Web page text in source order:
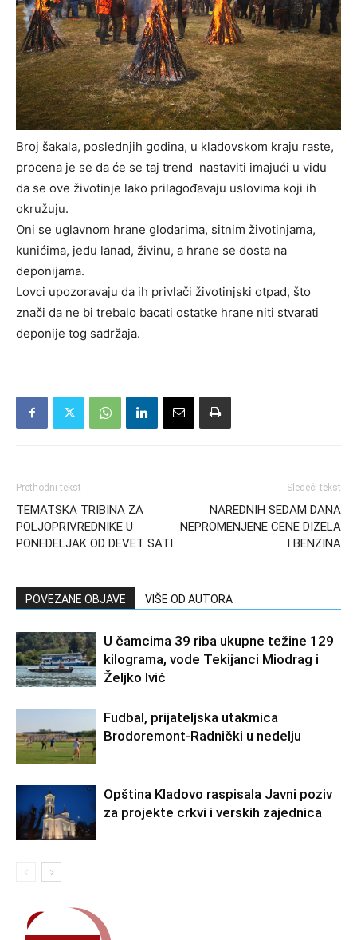
Broj šakala, poslednjih godina, u kladovskom kraju raste,
procena je se da će se taj trend nastaviti imajući u vidu
da se ove životinje lako prilagođavaju uslovima koji ih
okružuju.
Oni se uglavnom hrane glodarima, sitnim životinjama,
kunićima, jedu lanad, živinu, a hrane se dosta na
deponijama.
Lovci upozoravaju da ih privlači životinjski otpad, što
znači da ne bi trebalo bacati ostatke hrane niti stvarati
deponije tog sadržaja.
Prethodni tekst
TEMATSKA TRIBINA ZA
POLJOPRIVREDNIKE U
PONEDELJAK OD DEVET SATI
Sledeći tekst
NAREDNIH SEDAM DANA
NEPROMENJENE CENE DIZELA
I BENZINA
POVEZANE OBJAVE VIŠE OD AUTORA
U čamcima 39 riba ukupne težine 129
kilograma, vode Tekijanci Miodrag i
Željko Ivić
Fudbal, prijateljska utakmica
Brodoremont-Radnički u nedelju
Opština Kladovo raspisala Javni poziv
za projekte crkvi i verskih zajednica